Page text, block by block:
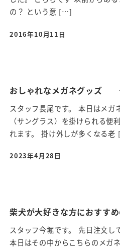
の？ という意 […]
投稿日
2016年10月11日
おしゃれなメガネグッズ
スタッフ長尾です。 本日はメ
（サングラス）を掛けられる
れます。 掛け外しが多くなる
投稿日
2023年4月28日
柴犬が大好きな方におすす
スタッフ今堀です。 先日注文し
本日はその中からこちらのメガ